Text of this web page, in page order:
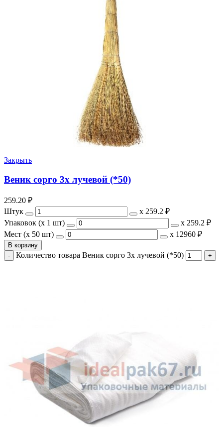
Закрыть
Веник сорго 3х лучевой (*50)
259.20 ₽
Штук
х 259.2 ₽
Упаковок (x 1 шт)
х 259.2 ₽
Мест (x 50 шт)
х 12960 ₽
В корзину
Количество товара Веник сорго 3х лучевой (*50)